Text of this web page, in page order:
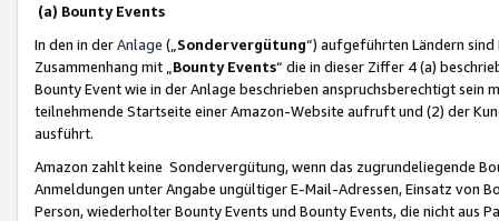
(a) Bounty Events
In den in derAnlage („ Sondervergütung“) aufgeführten Ländern
Zusammenhang mit „ Bounty Events“ die in dieser Ziffer 4 (a)
Bounty Event wie in der Anlage beschrieben anspruchsberechtigt sein
teilnehmende Startseite einer Amazon-Website aufruft und (2) der
ausführt.
Amazon zahlt keine Sondervergütung, wenn das zugrundeliegende
Anmeldungen unter Angabe ungültiger E-Mail-Adressen, Einsatz von
Person, wiederholter Bounty Events und Bounty Events, die nicht